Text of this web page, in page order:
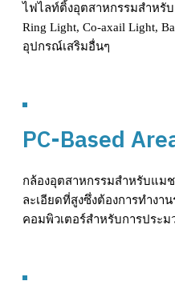
ไฟไลท์ติ้งอุตสาหกรรมสำหรั
Ring Light, Co-axail Light,
อุปกรณ์เสริมอื่นๆ
PC-Based
กล้องอุตสาหกรรมสำหรับแม
ละเอียดที่สูงซึ่งต้องการทำงา
คอมพิวเตอร์สำหรับการประม